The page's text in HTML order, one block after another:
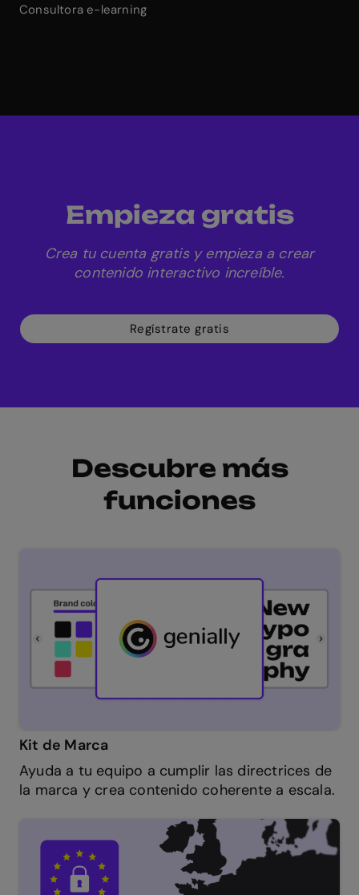
Consultora e-learning
Empieza gratis
Crea tu cuenta gratis y empieza a crear
contenido interactivo increíble.
Regístrate gratis
Descubre más
funciones
Kit de Marca
Ayuda a tu equipo a cumplir las directrices de
la marca y crea contenido coherente a escala.